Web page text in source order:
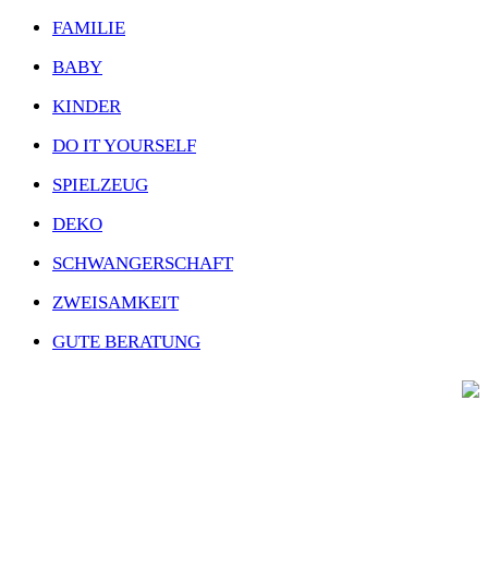
FAMILIE
BABY
KINDER
DO IT YOURSELF
SPIELZEUG
DEKO
SCHWANGERSCHAFT
ZWEISAMKEIT
GUTE BERATUNG